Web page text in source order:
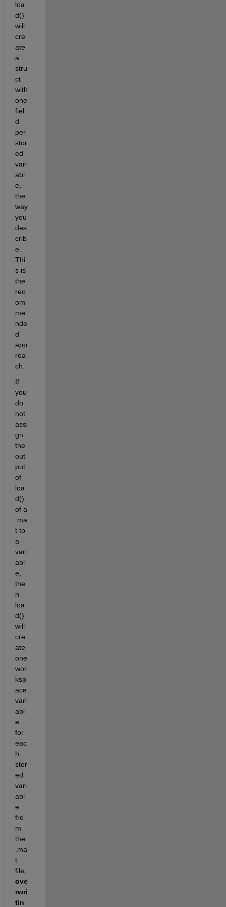
loa
d()
will
cre
ate
a
stru
ct
with
one
fiel
d
per
stor
ed
vari
abl
e,
the
way
you
des
crib
e.
Thi
s is
the
rec
om
me
nde
d
app
roa
ch.
If
you
do
not
assi
gn
the
out
put
of
loa
d()
of a
.ma
t to
a
vari
abl
e,
the
n
loa
d()
will
cre
ate
one
wor
ksp
ace
vari
abl
e
for
eac
h
stor
ed
vari
abl
e
fro
m
the
.ma
t
file,
ove
rwri
tin